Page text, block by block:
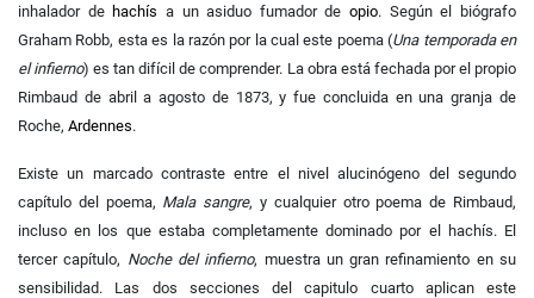
inhalador dehachís a un asiduo fumador deopio. Según el biógrafo
Graham Robb, esta es la razón por la cual este poema (Una temporada en
el infierno) es tan difícil de comprender. La obra está fechada por el propio
Rimbaud de abril a agosto de 1873, y fue concluida en una granja de
Roche, Ardennes.
Existe un marcado contraste entre el nivel alucinógeno del segundo
capítulo del poema, Mala sangre, y cualquier otro poema de Rimbaud,
incluso en los que estaba completamente dominado por el hachís. El
tercer capítulo, Noche del infierno, muestra un gran refinamiento en su
sensibilidad. Las dos secciones del capitulo cuarto aplican este